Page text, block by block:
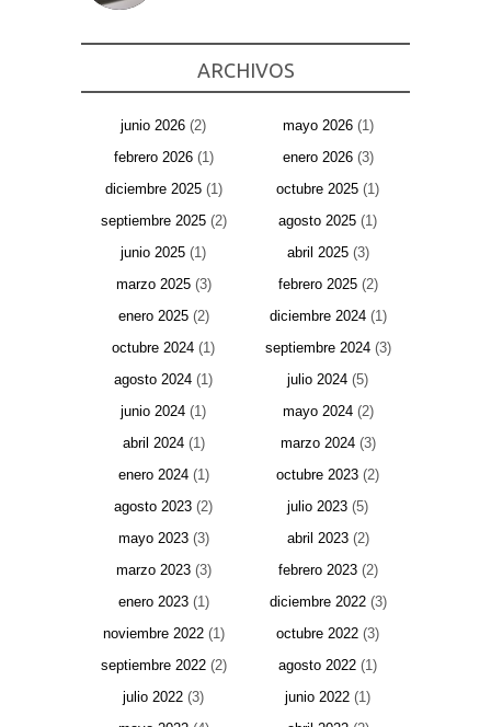
ARCHIVOS
junio 2026 (2) mayo 2026(1)
febrero 2026(1) enero 2026(3)
diciembre 2025(1) octubre 2025 (1)
septiembre 2025(2) agosto 2025 (1)
junio 2025 (1) abril 2025(3)
marzo 2025(3) febrero 2025(2)
enero 2025(2) diciembre 2024(1)
octubre 2024 (1) septiembre 2024(3)
agosto 2024 (1) julio 2024 (5)
junio 2024 (1) mayo 2024(2)
abril 2024(1) marzo 2024(3)
enero 2024(1) octubre 2023 (2)
agosto 2023 (2) julio 2023 (5)
mayo 2023(3) abril 2023(2)
marzo 2023(3) febrero 2023(2)
enero 2023(1) diciembre 2022(3)
noviembre 2022(1) octubre 2022 (3)
septiembre 2022(2) agosto 2022 (1)
julio 2022 (3) junio 2022 (1)